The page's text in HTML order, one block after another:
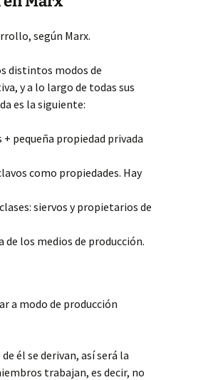
según Marx.
distintos modos de
y a lo largo de todas sus
es la siguiente:
pequeña propiedad privada
como propiedades. Hay
siervos y propietarios de
los medios de producción.
a modo de producción
él se derivan, así será la
trabajan, es decir, no